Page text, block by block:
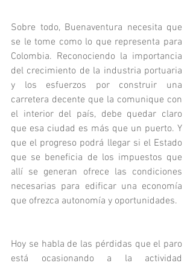
Sobre todo, Buenaventura necesita que
se le tome como lo que representa para
Colombia. Reconociendo la importancia
del crecimiento de la industria portuaria
y los esfuerzos por construir una
carretera decente que la comunique con
el interior del país, debe quedar claro
que esa ciudad es más que un puerto. Y
que el progreso podrá llegar si el Estado
que se beneficia de los impuestos que
allí se generan ofrece las condiciones
necesarias para edificar una economía
que ofrezca autonomía y oportunidades.
Hoy se habla de las pérdidas que el paro
está ocasionando a la actividad